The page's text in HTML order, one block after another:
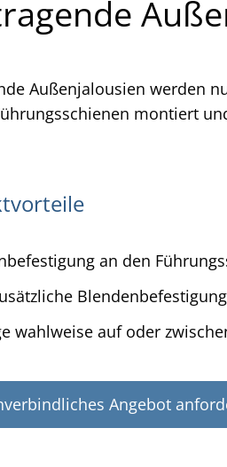
Außenjalousien werden
montiert
an den
wahlweise auf oder
Angebot